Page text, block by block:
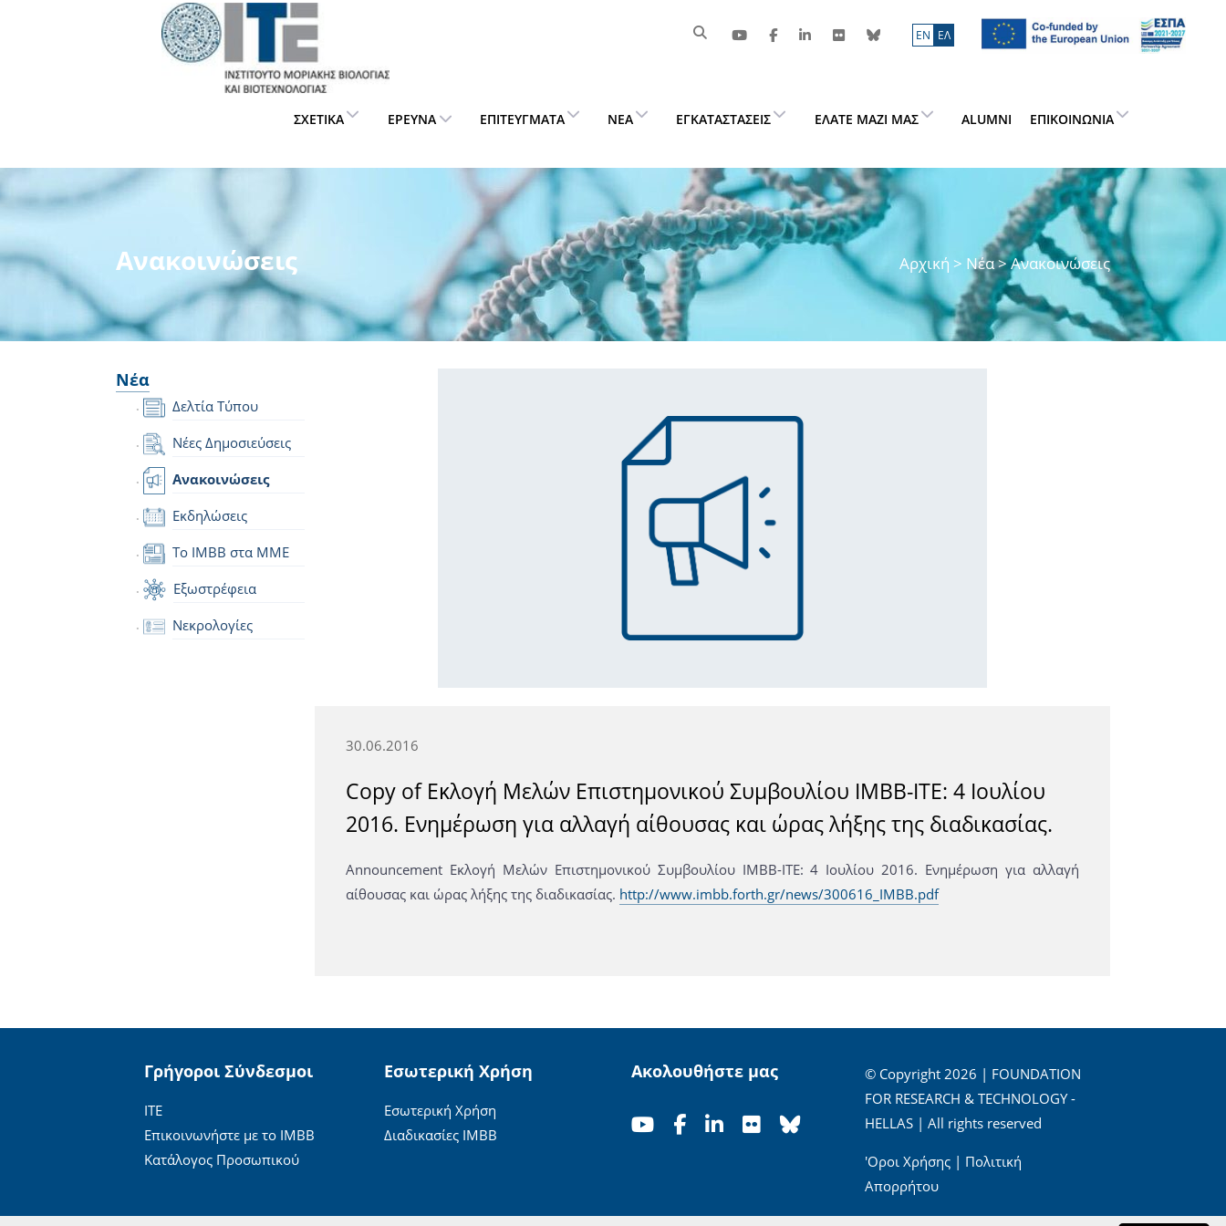
ΕN ΕΛ
ΣΧΕΤΙΚΆ ΈΡΕΥΝΑ ΕΠΙΤΕΎΓΜΑΤΑ ΝΈΑ ΕΓΚΑΤΑΣΤΆΣΕΙΣ ΕΛΆΤΕ ΜΑΖΊ ΜΑΣ ALUMNI ΕΠΙΚΟΙΝΩΝΊΑ
Ανακοινώσεις Αρχική > Νέα> Ανακοινώσεις
Νέα
Δελτία Τύπου
Νέες Δημοσιεύσεις
Ανακοινώσεις
Εκδηλώσεις
Το IMBB στα ΜΜΕ
Εξωστρέφεια
Νεκρολογίες
30.06.2016
Copy of Εκλογή Μελών Επιστημονικού Συμβουλίου ΙΜΒΒ-ΙΤΕ: 4 Ιουλίου
2016. Ενημέρωση για αλλαγή αίθουσας και ώρας λήξης της διαδικασίας.
Announcement Εκλογή Μελών Επιστημονικού Συμβουλίου ΙΜΒΒ-ΙΤΕ: 4 Ιουλίου 2016. Ενημέρωση για αλλαγή
αίθουσας και ώρας λήξης της διαδικασίας. http://www.imbb.forth.gr/news/300616_IMBB.pdf
Γρήγοροι Σύνδεσμοι
ΙΤΕ
Επικοινωνήστε με το ΙΜΒΒ
Κατάλογος Προσωπικού
Εσωτερική Χρήση
Εσωτερική Χρήση
Διαδικασίες ΙΜΒΒ
Ακολουθήστε μας
© Copyright 2026 | FOUNDATION
FOR RESEARCH & TECHNOLOGY -
HELLAS | All rights reserved
'Οροι Χρήσης| Πολιτική
Απορρήτου